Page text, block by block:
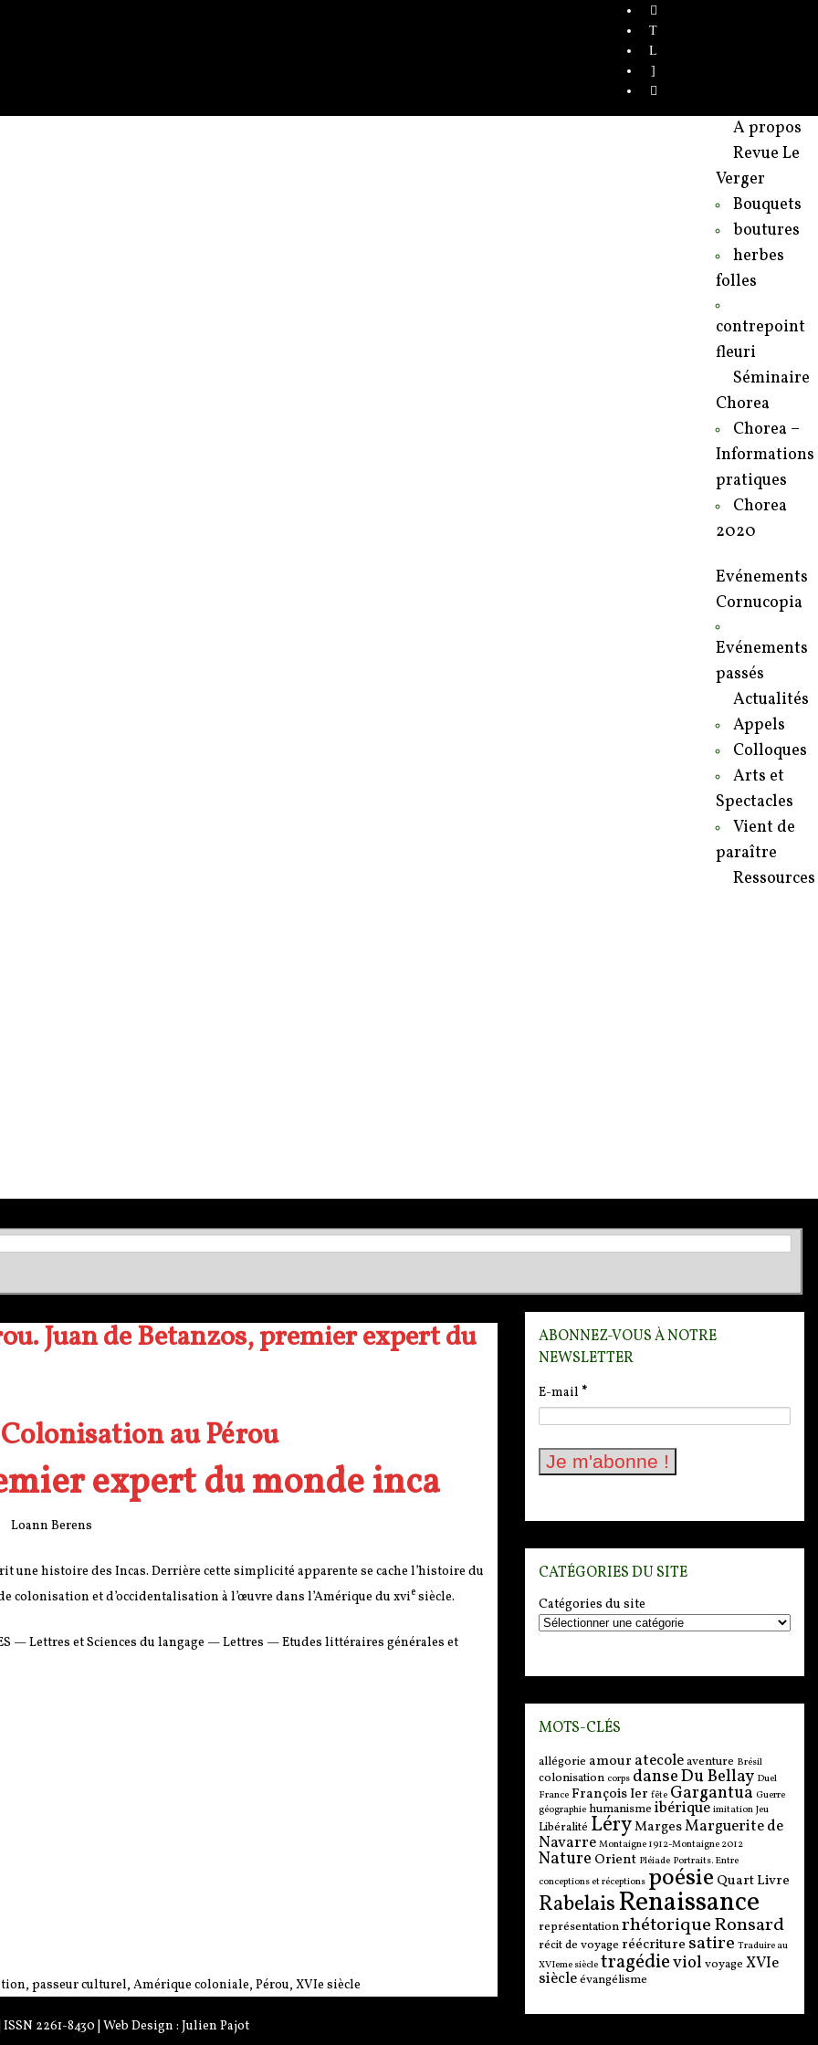
A propos
Revue Le
Verger
Bouquets
boutures
herbes
folles
contrepoint
fleuri
Séminaire
Chorea
Chorea –
Informations
pratiques
Chorea
2020
Evénements
Cornucopia
Evénements
passés
Actualités
Appels
Colloques
Arts et
Spectacles
Vient de
paraître
Ressources
Juan de Betanzos, premier expert du
au Pérou
expert du monde inca
Loann Berens
une histoire des Incas. Derrière cette simplicité apparente se cache l’histoire du
colonisation et d’occidentalisation à l’œuvre dans l’Amérique du xviesiècle.
— Lettres et Sciences du langage — Lettres — Etudes littéraires générales et
passeur culturel, Amérique coloniale, Pérou, XVIe siècle
ABONNEZ-VOUS À NOTRE
NEWSLETTER
E-mail *
CATÉGORIES DU SITE
Catégories du site
MOTS-CLÉS
allégorie amour atecoleaventure Brésil
colonisation corps danseDu Bellay Duel
France François Ier fête Gargantua Guerre
géographie humanisme ibérique imitation Jeu
Libéralité LéryMargesMarguerite de
Navarre Montaigne 1912-Montaigne 2012
Nature Orient Pléiade Portraits. Entre
conceptions et réceptions poésie Quart Livre
RabelaisRenaissance
représentationrhétoriqueRonsard
récit de voyage réécriture satire Traduire au
XVIeme siècle tragédieviol voyage XVIe
siècleévangélisme
2261-8430 | Web Design : Julien Pajot